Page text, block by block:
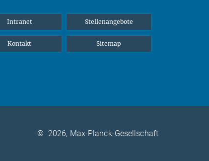
Intranet Stellenangebote
Kontakt Sitemap
© 2026, Max-Planck-Gesellschaft